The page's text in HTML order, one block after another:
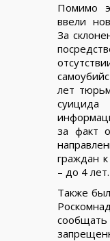
Помимо
ввели
За
лет
за факт
граждан
– до 4 лет.
Также